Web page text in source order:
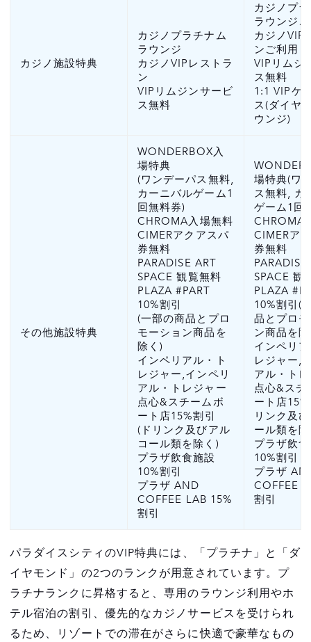
カジノ施設特典
カジノプラチナム
ラウンジ
カジノVIPレストラ
ン
VIPリムジンサービ
ス無料
カジノプ
ラウンジ
カジノVIP
ンご利用
VIPリムジ
ス無料
1:1 VIPケ
ス(ダイヤ
ウンジ)
その他施設特典
WONDERBOX入
場特典
(ワンデーパス無料,
カーニバルゲーム1
回無料券)
CHROMA入場無料
CIMERアクアスパ
券無料
PARADISE ART
SPACE 観覧無料
PLAZA #PART
10%割引
(一部の商品とプロ
モーション商品を
除く)
インペリアル・ト
レジャー,インペリ
アル・トレジャー
点心&スチームボ
ート店15%割引
(ドリンク及びアル
コール類を除く)
プラザ飲食施設
10%割引
プラザ AND
COFFEE LAB 15%
割引
場特典(ワ
ス無料, カ
ゲーム1回
CHROMA
CIMERア
券無料
SPACE 観
PLAZA
10%割引(
品とプロ
ン商品を
インペリ
レジャー,
アル・ト
点心&スチ
ート店
リンク及
ール類を
プラザ飲
10%割引
プラザ
COFFEE
割引
パラダイスシティのVIP特典には、「プラチナ」と「ダ
イヤモンド」の2つのランクが用意されています。プ
ラチナランクに昇格すると、専用のラウンジ利用やホ
テル宿泊の割引、優先的なカジノサービスを受けられ
るため、リゾートでの滞在がさらに快適で豪華なもの